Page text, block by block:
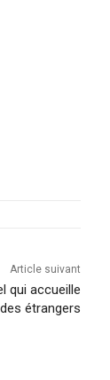
Article suivant
qui accueille
des étrangers